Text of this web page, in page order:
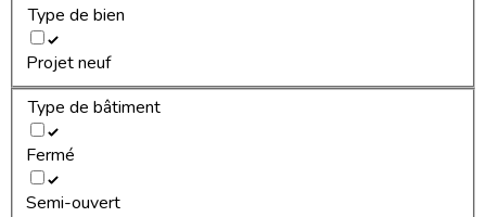
Type de bien
Projet neuf
Type de bâtiment
Fermé
Semi-ouvert